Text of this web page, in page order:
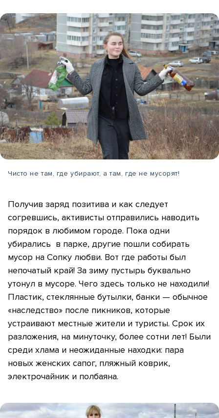
Чисто не там, где убирают, а там, где не мусорят!
Получив заряд позитива и как следует
согревшись, активисты отправились наводить
порядок в любимом городе. Пока одни
убирались в парке, другие пошли собирать
мусор на Сопку любви. Вот где работы был
непочатый край! За зиму пустырь буквально
утонул в мусоре. Чего здесь только не находили!
Пластик, стеклянные бутылки, банки — обычное
«наследство» после пикников, которые
устраивают местные жители и туристы. Срок их
разложения, на минуточку, более сотни лет! Были
среди хлама и неожиданные находки: пара
новых женских сапог, пляжный коврик,
электрочайник и полбаяна.